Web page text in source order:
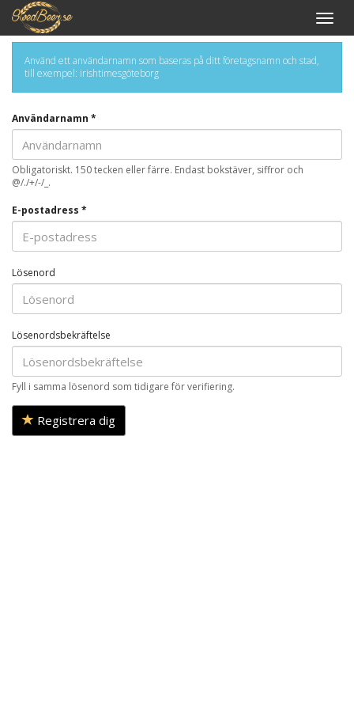
Växla
Använd ett användarnamn som baseras på ditt företagsnamn och stad,
till exempel: irishtimesgöteborg
Användarnamn *
Obligatoriskt. 150 tecken eller färre. Endast bokstäver, siffror och
@/./+/-/_.
E-postadress *
Lösenord
Lösenordsbekräftelse
Fyll i samma lösenord som tidigare för verifiering.
Registrera dig